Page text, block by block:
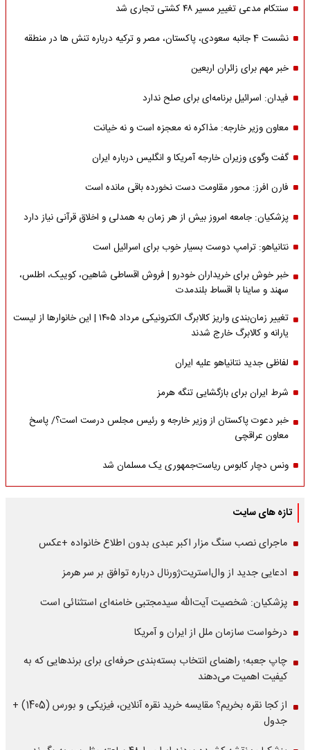
سنتکام مدعی تغییر مسیر ۴۸ کشتی تجاری شد
نشست 4 جانبه سعودی، پاکستان، مصر و ترکیه درباره تنش ها در منطقه
خبر مهم برای زائران اربعین
فیدان: اسرائیل برنامه‌ای برای صلح ندارد
معاون وزیر خارجه: مذاکره نه معجزه است و نه خیانت
گفت وگوی وزیران خارجه آمریکا و انگلیس درباره ایران
فارن افرز: محور مقاومت دست نخورده باقی مانده است
پزشکیان: جامعه امروز بیش از هر زمان به همدلی و اخلاق قرآنی نیاز دارد
نتانیاهو: ترامپ دوست بسیار خوب برای اسرائیل است
خبر خوش برای خریداران خودرو | فروش اقساطی شاهین، کوییک، اطلس،
سهند و ساینا با اقساط بلندمدت
تغییر زمان‌بندی واریز کالابرگ الکترونیکی مرداد ۱۴۰۵ | این خانوارها از لیست
یارانه و کالابرگ خارج شدند
لفاظی جدید نتانیاهو علیه ایران
شرط ایران برای بازگشایی تنگه هرمز
خبر دعوت پاکستان از وزیر خارجه و رئیس مجلس درست است؟/ پاسخ
معاون عراقچی
ونس دچار کابوس ریاست‌جمهوری یک مسلمان شد
تازه های سایت
ماجرای نصب سنگ مزار اکبر عبدی بدون اطلاع خانواده +عکس
ادعایی جدید از وال‌استریت‌ژورنال درباره توافق بر سر هرمز
پزشکیان: شخصیت آیت‌الله سیدمجتبی خامنه‌ای استثنائی است
درخواست سازمان ملل از ایران و آمریکا
چاپ جعبه؛ راهنمای انتخاب بسته‌بندی حرفه‌ای برای برندهایی که به
کیفیت اهمیت می‌دهند
از کجا نقره بخریم؟ مقایسه خرید نقره آنلاین، فیزیکی و بورس (1405) +
جدول